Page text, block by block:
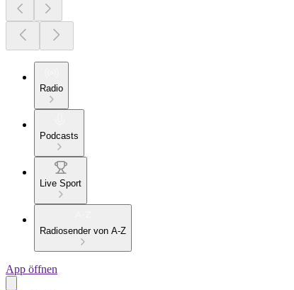
Radio
Podcasts
Live Sport
Radiosender von A-Z
App öffnen